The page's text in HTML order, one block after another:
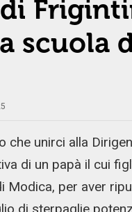
scuola
che unirci alla
di un papà il cui
Modica, per aver
di sterpaglie